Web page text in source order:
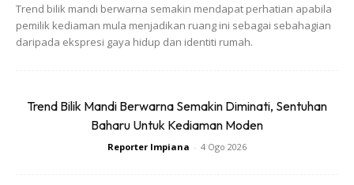
NAH… terhasilnya transformasi dapur yang nampak
Trend bilik mandi berwarna semakin mendapat perhatian apabila
pemilik kediaman mula menjadikan ruang ini sebagai sebahagian
daripada ekspresi gaya hidup dan identiti rumah.
Trend Bilik Mandi Berwarna Semakin Diminati, Sentuhan
Baharu Untuk Kediaman Moden
Reporter Impiana - 4 Ogo 2026